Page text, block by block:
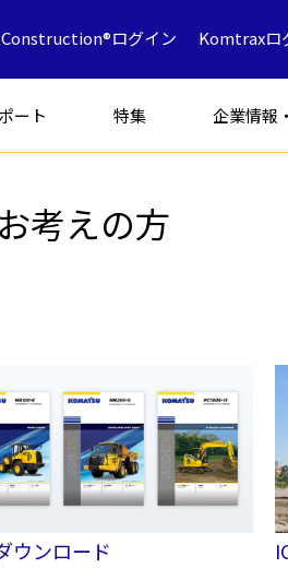
ログイン Komtraxロ
解体
物流・港湾
油圧ショベル
械 道路機械
ート 特集 企業情報
考えの方
ウンロード